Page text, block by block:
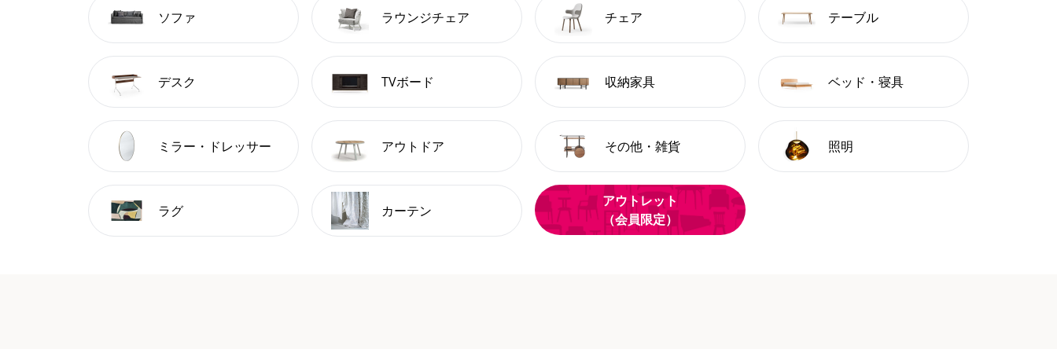
ソファ ラウンジチェア チェア テーブル
デスク TVボード 収納家具 ベッド・寝具
ミラー・ドレッサー アウトドア その他・雑貨 照明
ラグ カーテン
アウトレット
（会員限定）